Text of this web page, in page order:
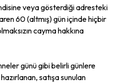
veya gösterdiği adresteki
60 (altmış) gün içinde hiçbir
cayma hakkına
günü gibi belirli günlere
satışa sunulan